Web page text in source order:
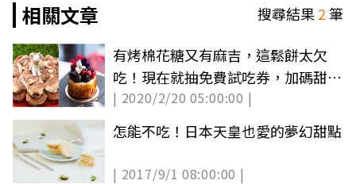
相關文章
搜尋結果2筆
有烤棉花糖又有麻吉，這鬆餅太欠
吃！現在就抽免費試吃券，加碼甜點
名店SEASON經典款
| 2020/2/20 05:00:00 |
怎能不吃！日本天皇也愛的夢幻甜點
| 2017/9/1 08:00:00 |